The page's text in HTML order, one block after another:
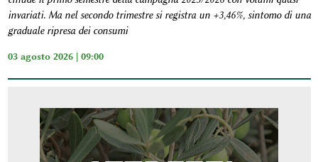
invariati. Ma nel secondo trimestre si registra un +3,46%, sintomo di una
graduale ripresa dei consumi
03 agosto 2026 | 09:00